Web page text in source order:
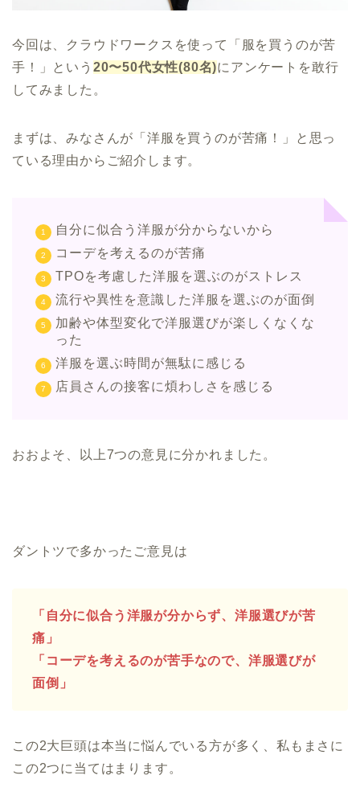
今回は、クラウドワークスを使って「服を買うのが苦
手！」という 20〜50代女性(80名)にアンケートを敢行
してみました。
まずは、みなさんが「洋服を買うのが苦痛！」と思っ
ている理由からご紹介します。
自分に似合う洋服が分からないから
コーデを考えるのが苦痛
TPOを考慮した洋服を選ぶのがストレス
流行や異性を意識した洋服を選ぶのが面倒
加齢や体型変化で洋服選びが楽しくなくな
った
洋服を選ぶ時間が無駄に感じる
店員さんの接客に煩わしさを感じる
おおよそ、以上7つの意見に分かれました。
ダントツで多かったご意見は
「自分に似合う洋服が分からず、洋服選びが苦
痛」
「コーデを考えるのが苦手なので、洋服選びが
面倒」
この2大巨頭は本当に悩んでいる方が多く、私もまさに
この2つに当てはまります。